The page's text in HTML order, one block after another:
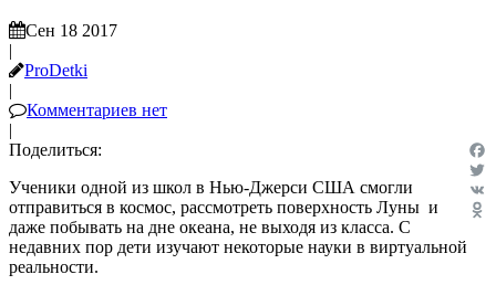
Сен 18 2017
|
ProDetki
|
Комментариев нет
|
Поделиться:
VK
Ученики одной из школ в Нью-Джерси США смогли
отправиться в космос, рассмотреть поверхность Луны и
даже побывать на дне океана, не выходя из класса. С
недавних пор дети изучают некоторые науки в виртуальной
реальности.